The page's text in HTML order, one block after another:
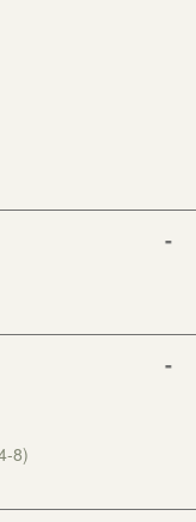
8)